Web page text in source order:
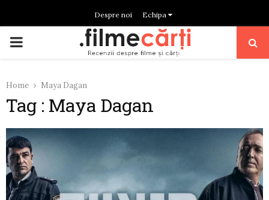
Despre noi Echipa
PRIMARY
Home Maya Dagan
Tag : Maya Dagan